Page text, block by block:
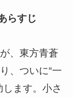
らすじ
、東方青蒼
、ついに“一
ます。小さ